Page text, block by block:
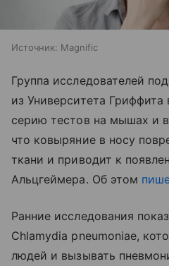
Источник: Magnific
Группа исследователей
из Университета
серию тестов на мышах и
что ковыряние в носу
ткани и приводит к
Альцгеймера. Об этом
Ранние исследования
Chlamydia pneumoniae,
людей и вызывать